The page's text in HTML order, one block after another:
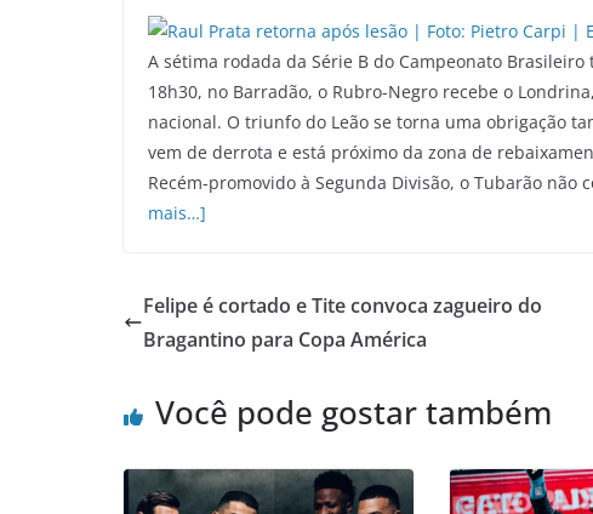
A sétima rodada da Série B do Campeonato
18h30, no Barradão, o Rubro-Negro recebe o
nacional. O triunfo do Leão se torna uma obrigação
vem de derrota e está próximo da zona de
Recém-promovido à Segunda Divisão, o Tubarão
mais…]
Felipe é cortado e Tite convoca zagueiro do
Bragantino para Copa América
Você pode gostar também